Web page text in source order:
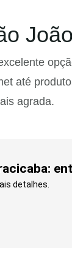
até
agrada.
detalhes.